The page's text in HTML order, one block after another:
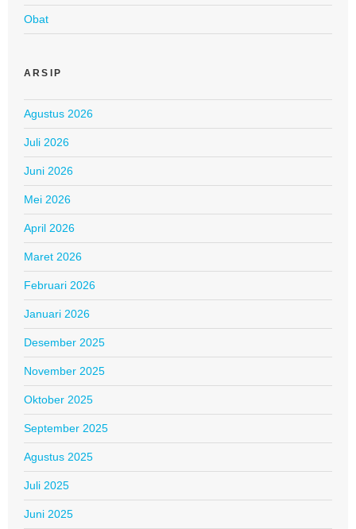
Obat
ARSIP
Agustus 2026
Juli 2026
Juni 2026
Mei 2026
April 2026
Maret 2026
Februari 2026
Januari 2026
Desember 2025
November 2025
Oktober 2025
September 2025
Agustus 2025
Juli 2025
Juni 2025